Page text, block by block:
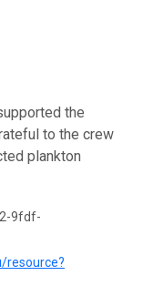
the
to the crew
plankton
9fdf-
resource?